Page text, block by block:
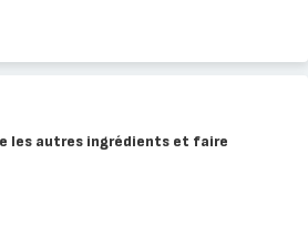
les autres ingrédients et faire